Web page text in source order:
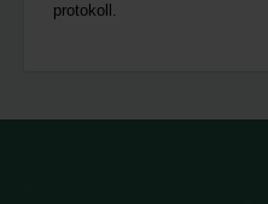
protokoll.